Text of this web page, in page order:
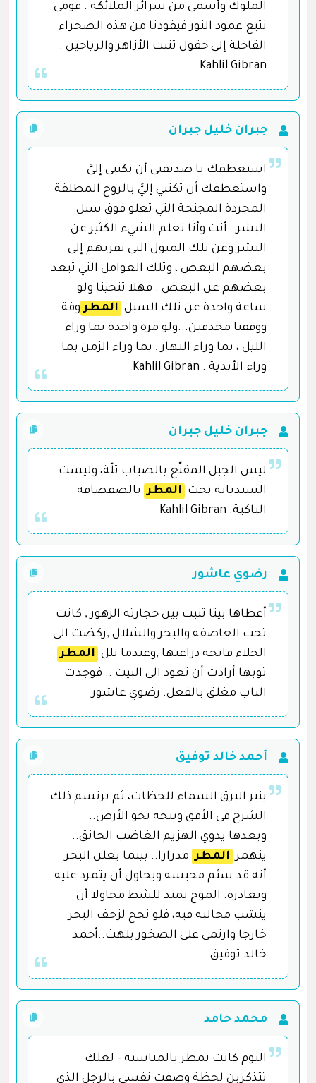
الملوك وأسمى من سرائر الملائكة . قومي
نتبع عمود النور فيقودنا من هذه الصحراء
القاحلة إلى حقول تنبت الأزاهر والرياحين .
Kahlil Gibran
جبران خليل جبران
استعطفك يا صديقتي أن تكتبي إليَّ
واستعطفك أن تكتبي إليَّ بالروح المطلقة
المجردة المجنحة التي تعلو فوق سبل
البشر . أنت وأنا نعلم الشيء الكثير عن
البشر وعن تلك الميول التي تقربهم إلى
بعضهم البعض ، وتلك العوامل التي تبعد
بعضهم عن البعض . فهلا تنحينا ولو
ساعة واحدة عن تلك السبل المطر وقة
ووقفنا محدقين...ولو مرة واحدة بما وراء
الليل ، بما وراء النهار , بما وراء الزمن بما
وراء الأبدية . Kahlil Gibran
جبران خليل جبران
ليس الجبل المقنّع بالضباب تلّة، وليست
السنديانة تحت المطر بالصفصافة
الباكية. Kahlil Gibran
رضوي عاشور
أعطاها بيتا تنبت بين حجارته الزهور , كانت
تحب العاصفه والبحر والشلال ,ركضت الى
الخلاء فاتحه ذراعيها ,وعندما بلل المطر
ثوبها أرادت أن تعود الى البيت .. فوجدت
الباب مغلق بالفعل. رضوي عاشور
أحمد خالد توفيق
ينير البرق السماء للحظات، ثم يرتسم ذلك
الشرخ في الأفق ويتجه نحو الأرض..
وبعدها يدوي الهزيم الغاضب الحانق..
ينهمر المطر مدرارا.. بينما يعلن البحر
أنه قد سئم محبسه ويحاول أن يتمرد عليه
ويغادره. الموج يمتد للشط محاولا أن
ينشب مخالبه فيه، فلو نجح لزحف البحر
خارجا وارتمى على الصخور يلهث..أحمد
خالد توفيق
محمد حامد
اليوم كانت تمطر بالمناسبة - لعلكِ
تتذكرين لحظة وصفت نفسي بالرجل الذي